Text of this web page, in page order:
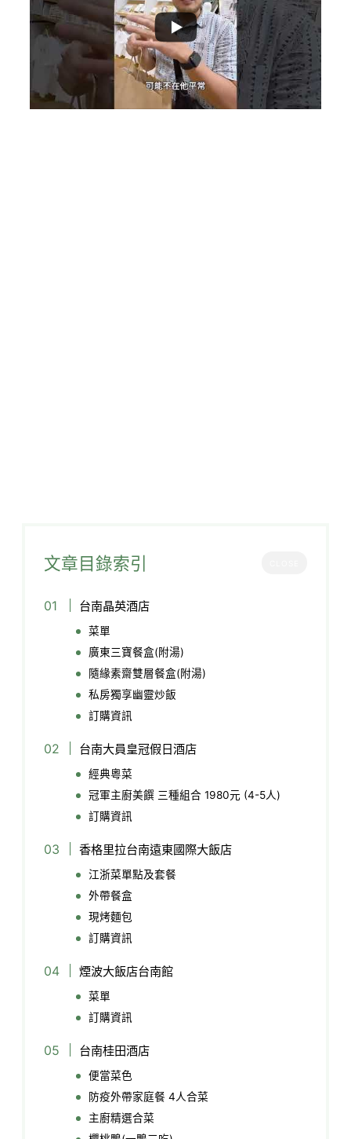
文章目錄索引
台南晶英酒店
菜單
廣東三寶餐盒(附湯)
隨緣素齋雙層餐盒(附湯)
私房獨享幽靈炒飯
訂購資訊
台南大員皇冠假日酒店
經典粵菜
冠軍主廚美饌 三種組合 1980元 (4-5人)
訂購資訊
香格里拉台南遠東國際大飯店
江浙菜單點及套餐
外帶餐盒
現烤麵包
訂購資訊
煙波大飯店台南館
菜單
訂購資訊
台南桂田酒店
便當菜色
防疫外帶家庭餐 4人合菜
主廚精選合菜